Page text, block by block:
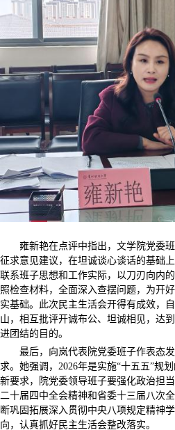
雍新艳在点评中指出，文学院党委
征求意见建议，在坦诚谈心谈话的基础
联系班子思想和工作实际，以刀刃向内
照检查材料，全面深入查摆问题，为开
实基础。此次民主生活会开得有成效，
山，相互批评开诚布公、坦诚相见，达
进团结的目的。
最后，向岚代表院党委班子作表态
求。她强调，2026年是实施“十五五”规
新要求，院党委领导班子要强化政治担
二十届四中全会精神和省委十三届八次
断巩固拓展深入贯彻中央八项规定精神
向，认真抓好民主生活会整改落实。